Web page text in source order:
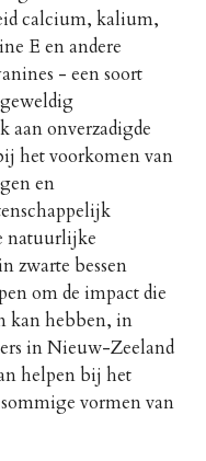
calcium, kalium,
E en andere
- een soort
aan onverzadigde
het voorkomen van
en
natuurlijke
zwarte bessen
om de impact die
kan hebben, in
in Nieuw-Zeeland
helpen bij het
vormen van